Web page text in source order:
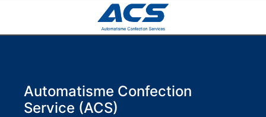
Automatisme Confection
Service (ACS)